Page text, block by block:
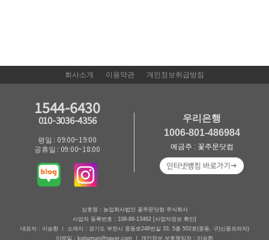
회사소개 이용약관 개인정보취급방침
1544-6430
010-3036-4356
평일 : 09:00~19:00
공휴일 : 09:00~18:00
우리은행
1006-801-486984
예금주 : 꽃주문닷컴
상호명 : 농업회사법인 꽃주문닷컴 주식회사
사업자 등록번호 : 108-86-13462 [사업자정보 확인]
대표자 : 이승환 ㅣ 소재지 : 경기도 부천시 중동로248번길 33, 5층 502호(중동, 구)신풍프라자)
이메일 : kotjumun@naver.com ㅣ 개인정보 보호책임자 : 이승환